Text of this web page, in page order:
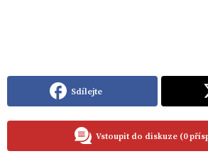
Sdílejte
Vstoupit do diskuze (0